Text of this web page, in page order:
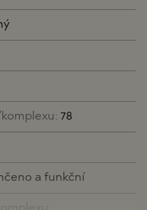
78
a funkční